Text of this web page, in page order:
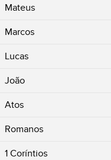
Mateus
Marcos
Lucas
João
Atos
Romanos
1 Coríntios